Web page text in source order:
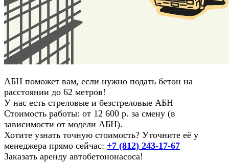
АБН поможет вам, если нужно подать бетон на
расстоянии до 62 метров!
У нас есть стреловые и безстреловые АБН
Стоимость работы: от 12 600 p. за смену (в
зависимости от модели АБН).
Хотите узнать точную стоимость? Уточните её у
менеджера прямо сейчас: +7 (812) 243-17-67
Заказать аренду автобетононасоса!